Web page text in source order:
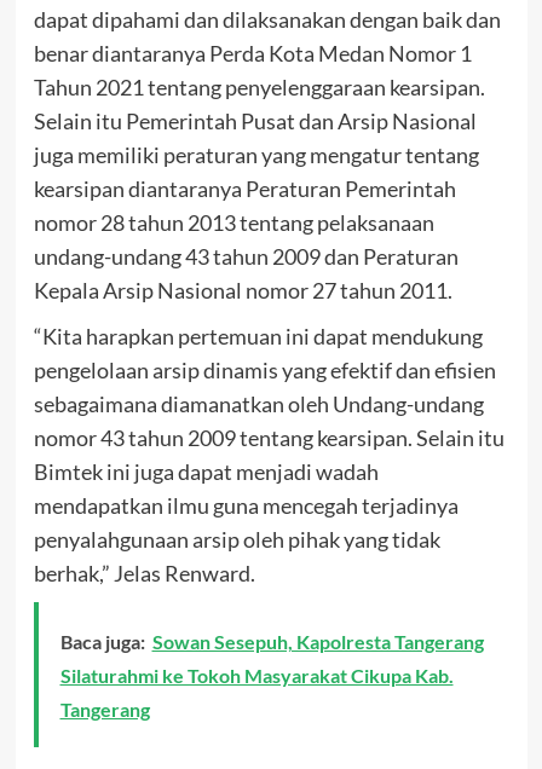
dapat dipahami dan dilaksanakan dengan baik dan
benar diantaranya Perda Kota Medan Nomor 1
Tahun 2021 tentang penyelenggaraan kearsipan.
Selain itu Pemerintah Pusat dan Arsip Nasional
juga memiliki peraturan yang mengatur tentang
kearsipan diantaranya Peraturan Pemerintah
nomor 28 tahun 2013 tentang pelaksanaan
undang-undang 43 tahun 2009 dan Peraturan
Kepala Arsip Nasional nomor 27 tahun 2011.
“Kita harapkan pertemuan ini dapat mendukung
pengelolaan arsip dinamis yang efektif dan efisien
sebagaimana diamanatkan oleh Undang-undang
nomor 43 tahun 2009 tentang kearsipan. Selain itu
Bimtek ini juga dapat menjadi wadah
mendapatkan ilmu guna mencegah terjadinya
penyalahgunaan arsip oleh pihak yang tidak
berhak,” Jelas Renward.
Baca juga: Sowan Sesepuh, Kapolresta Tangerang
Silaturahmi ke Tokoh Masyarakat Cikupa Kab.
Tangerang